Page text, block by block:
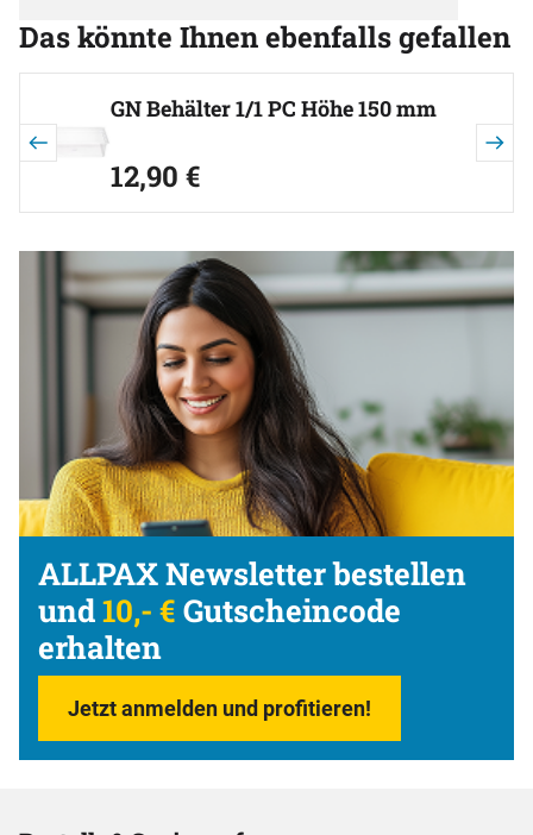
Das könnte Ihnen ebenfalls gefallen
Artikel überspringen
GN Behälter 1/1 PC Höhe 150 mm
jetzt:
12,90 €
ALLPAX Newsletter bestellen
und10,- € Gutscheincode
erhalten
Jetzt anmelden und profitieren!